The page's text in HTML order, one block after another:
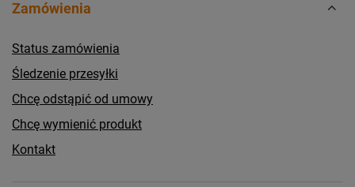
Zamówienia
Status zamówienia
Śledzenie przesyłki
Chcę odstąpić od umowy
Chcę wymienić produkt
Kontakt